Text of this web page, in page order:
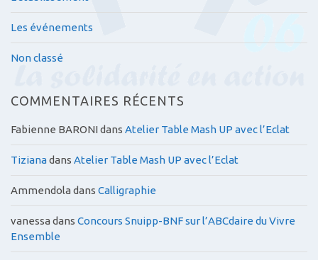
Les événements
Non classé
COMMENTAIRES RÉCENTS
Fabienne BARONIdans Atelier Table Mash UP avec l’Eclat
Tizianadans Atelier Table Mash UP avec l’Eclat
Ammendola dans Calligraphie
vanessa dans Concours Snuipp-BNF sur l’ABCdaire du Vivre
Ensemble